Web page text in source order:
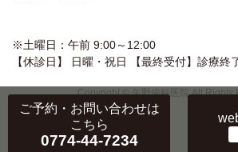
ご予約・お問い合わせは
こちら
0774-44-7234
※土曜日：午前 9:00～12:00
【休診日】 日曜・祝日 【最終受付】診療終
Copyright © 矢野歯科医院 All Rights